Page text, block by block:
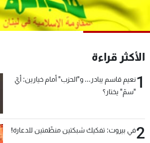
الأكثر قراءة
1نعيم قاسم يبادر... و"الحزب" أمام خيارين: أيّ
"سمّ" يختار؟
2في بيروت: تفكيك شبكتين منظّمتين للدعارة!
الترددات
الإنـتـاج
سياسة الخصوصية